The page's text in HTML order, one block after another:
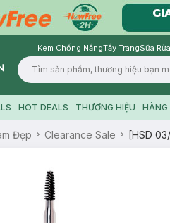
Kem Chống NắngTẩy TrangSữa
HOT DEALS THƯƠNG HIỆU HÀNG
Đẹp Clearance Sale [HSD